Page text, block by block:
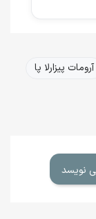
آرومات پیزارلا پا